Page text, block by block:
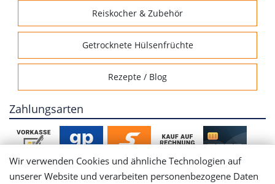
Reiskocher & Zubehör
Getrocknete Hülsenfrüchte
Rezepte / Blog
Zahlungsarten
Wir verwenden Cookies und ähnliche Technologien auf
unserer Website und verarbeiten personenbezogene Daten